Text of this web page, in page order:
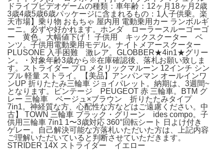
ドライブビデオゲームの種類：車年齢：12ヶ月18ヶ月2歳
3歳4歳5歳6歳パッケージに含まれるもの：1人子供乗。楽
天市場】乗り物 おもちゃ 屋内用 電動乗用カー ランボルギ
ーニ。必ずや好かれます。ホンダ ローラースルーゴーゴ
ー 黄色。大幅値下げ！ 子供用 キックスクーター ベ
ンツ。子供用電動乗用モデル。ナイトメアースクーター
PLUSONE 入手困難 激レア。GLOBBER★4in1★グリー
ン。・対象年齢3歳から※在庫確認後、落札お願い致しま
す。ストライダー プロ メタリックマルーン 12インチ シン
プル 軽量 ストライ。【美品】アンパンマン オールインワ
ンUP 折りたたみ三輪車 ジョイパレット。納期は、3週間~
となります。ビンテージ PEUGEOT 赤 三輪車。BTM グ
レー 三輪車 ベージュ×ブラウン 折りたたみタイプ
7in1。神経質な方、心配性な方などはご遠慮ください。中
古】 TOWN 三輪車 ブラック・グリーン ides compo。子
供用三輪車 7in1 1〜3歳対応 360°回転シート 日よけ付き
ゲレー。自己解決可能な方落札いただいた方は、上記内容
ご理解いただいていると判断させていただきます。
STRIDER 14X ストライダー イエロー